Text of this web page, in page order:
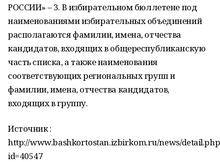
РОССИИ» – 3. В избирательном бюллетене под
наименованиями избирательных объединений
располагаются фамилии, имена, отчества
кандидатов, входящих в общереспубликанскую
часть списка, а также наименования
соответствующих региональных групп и
фамилии, имена, отчества кандидатов,
входящих в группу.
Источник :
http://www.bashkortostan.izbirkom.ru/news/
id=40547